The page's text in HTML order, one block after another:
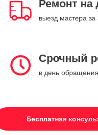
Ремонт на
выезд мастера за
Срочный
в день
Бесплатная